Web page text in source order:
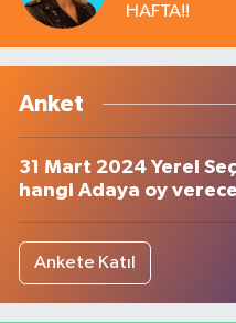
HAFTA!!
Anket
31 Mart 2024 Yerel
hangi Adaya oy
Ankete Katıl